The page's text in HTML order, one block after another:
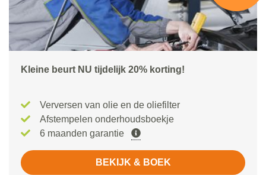
Kleine beurt NU tijdelijk 20% korting!
Verversen van olie en de oliefilter
Afstempelen onderhoudsboekje
6 maanden garantie
BEKIJK & BOEK